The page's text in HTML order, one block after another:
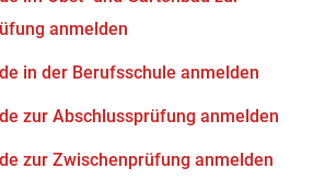
anmelden
in der Berufsschule anmelden
zur Abschlussprüfung anmelden
zur Zwischenprüfung anmelden